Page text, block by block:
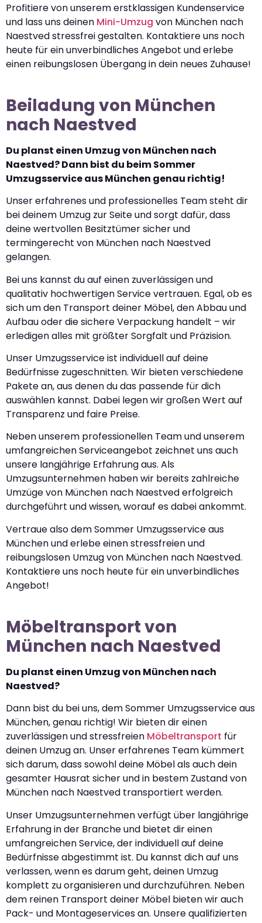
Profitiere von unserem erstklassigen Kundenservice
und lass uns deinen Mini-Umzug von München nach
Naestved stressfrei gestalten. Kontaktiere uns noch
heute für ein unverbindliches Angebot und erlebe
einen reibungslosen Übergang in dein neues Zuhause!
Beiladung von München
nach Naestved
Du planst einen Umzug von München nach
Naestved? Dann bist du beim Sommer
Umzugsservice aus München genau richtig!
Unser erfahrenes und professionelles Team steht dir
bei deinem Umzug zur Seite und sorgt dafür, dass
deine wertvollen Besitztümer sicher und
termingerecht von München nach Naestved
gelangen.
Bei uns kannst du auf einen zuverlässigen und
qualitativ hochwertigen Service vertrauen. Egal, ob es
sich um den Transport deiner Möbel, den Abbau und
Aufbau oder die sichere Verpackung handelt – wir
erledigen alles mit größter Sorgfalt und Präzision.
Unser Umzugsservice ist individuell auf deine
Bedürfnisse zugeschnitten. Wir bieten verschiedene
Pakete an, aus denen du das passende für dich
auswählen kannst. Dabei legen wir großen Wert auf
Transparenz und faire Preise.
Neben unserem professionellen Team und unserem
umfangreichen Serviceangebot zeichnet uns auch
unsere langjährige Erfahrung aus. Als
Umzugsunternehmen haben wir bereits zahlreiche
Umzüge von München nach Naestved erfolgreich
durchgeführt und wissen, worauf es dabei ankommt.
Vertraue also dem Sommer Umzugsservice aus
München und erlebe einen stressfreien und
reibungslosen Umzug von München nach Naestved.
Kontaktiere uns noch heute für ein unverbindliches
Angebot!
Möbeltransport von
München nach Naestved
Du planst einen Umzug von München nach
Naestved?
Dann bist du bei uns, dem Sommer Umzugsservice aus
München, genau richtig! Wir bieten dir einen
zuverlässigen und stressfreien Möbeltransport für
deinen Umzug an. Unser erfahrenes Team kümmert
sich darum, dass sowohl deine Möbel als auch dein
gesamter Hausrat sicher und in bestem Zustand von
München nach Naestved transportiert werden.
Unser Umzugsunternehmen verfügt über langjährige
Erfahrung in der Branche und bietet dir einen
umfangreichen Service, der individuell auf deine
Bedürfnisse abgestimmt ist. Du kannst dich auf uns
verlassen, wenn es darum geht, deinen Umzug
komplett zu organisieren und durchzuführen. Neben
dem reinen Transport deiner Möbel bieten wir auch
Pack- und Montageservices an. Unsere qualifizierten